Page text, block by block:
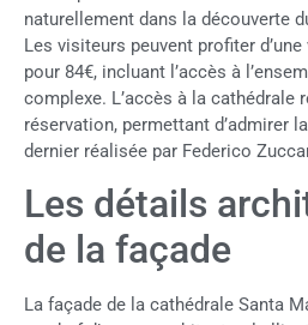
naturellement dans la découverte
Les visiteurs peuvent profiter
pour 84€, incluant l’accès à
complexe. L’accès à la cathédrale
réservation, permettant d’admirer
dernier réalisée par Federico
Les détails
de la façade
La façade de la cathédrale Santa